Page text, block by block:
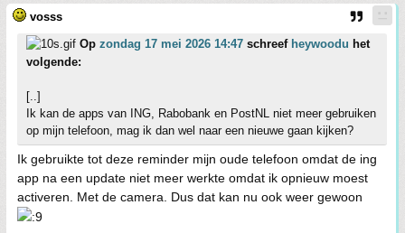
vosss
Op zondag 17 mei 2026 14:47 schreef heywoodu het
volgende:
[..]
Ik kan de apps van ING, Rabobank en PostNL niet meer gebruiken
op mijn telefoon, mag ik dan wel naar een nieuwe gaan kijken?
Ik gebruikte tot deze reminder mijn oude telefoon omdat de ing
app na een update niet meer werkte omdat ik opnieuw moest
activeren. Met de camera. Dus dat kan nu ook weer gewoon